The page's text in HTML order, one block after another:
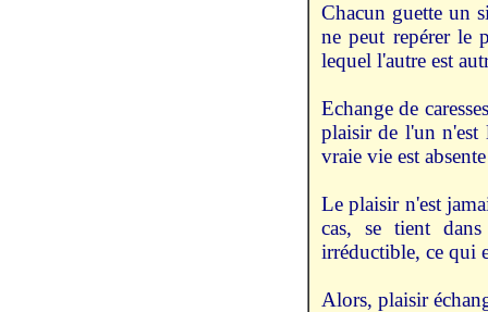
Chacun guette un
ne peut repérer le
lequel l'autre est
Echange de
plaisir de l'un
vraie vie est
Le plaisir n'est
cas, se tient
irréductible, ce qui
Alors, plaisir